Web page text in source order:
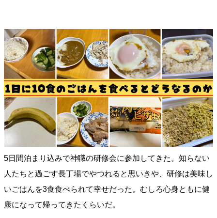
5日間泊まり込みで神職の研修会に参加してきた。知らない
人たちと過ごす長丁場でやつれると思いきや、研修は美味し
いごはんを3食食べられて幸せだった。むしろ心身ともに健
康になって帰ってきたくらいだ。